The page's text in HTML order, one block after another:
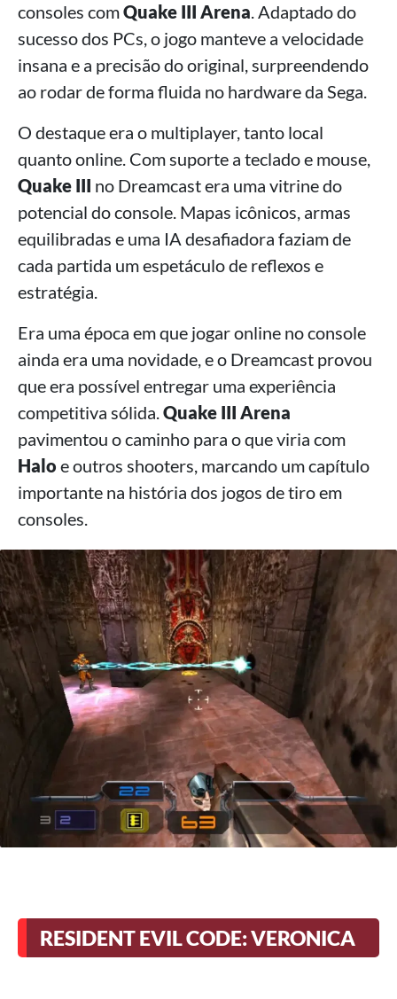
consoles comQuake III Arena . Adaptado do
sucesso dos PCs, o jogo manteve a velocidade
insana e a precisão do original, surpreendendo
ao rodar de forma fluida no hardware da Sega.
O destaque era o multiplayer, tanto local
quanto online. Com suporte a teclado e mouse,
Quake III no Dreamcast era uma vitrine do
potencial do console. Mapas icônicos, armas
equilibradas e uma IA desafiadora faziam de
cada partida um espetáculo de reflexos e
estratégia.
Era uma época em que jogar online no console
ainda era uma novidade, e o Dreamcast provou
que era possível entregar uma experiência
competitiva sólida. Quake III Arena
pavimentou o caminho para o que viria com
Halo e outros shooters, marcando um capítulo
importante na história dos jogos de tiro em
consoles.
RESIDENT EVIL CODE: VERONICA